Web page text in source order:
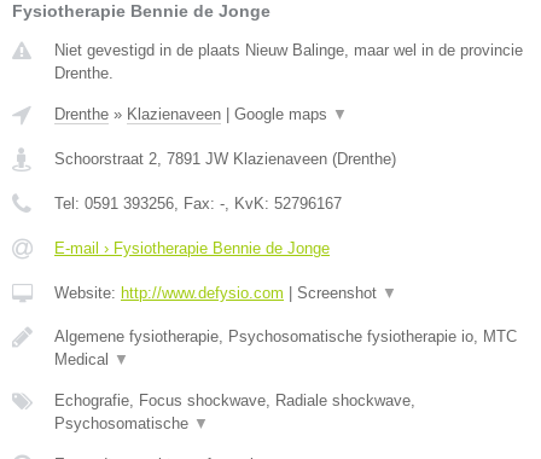
Fysiotherapie Bennie de Jonge
Niet gevestigd in de plaats Nieuw Balinge, maar wel in de provincie
Drenthe.
Drenthe » Klazienaveen Google maps ▼
Schoorstraat 2, 7891 JW Klazienaveen (Drenthe)
Tel: 0591 393256, Fax: -, KvK: 52796167
E-mail › Fysiotherapie Bennie de Jonge
Website: http://www.defysio.com Screenshot ▼
Algemene fysiotherapie, Psychosomatische fysiotherapie io, MTC
Medical
▼
Echografie, Focus shockwave, Radiale shockwave,
Psychosomatische ▼